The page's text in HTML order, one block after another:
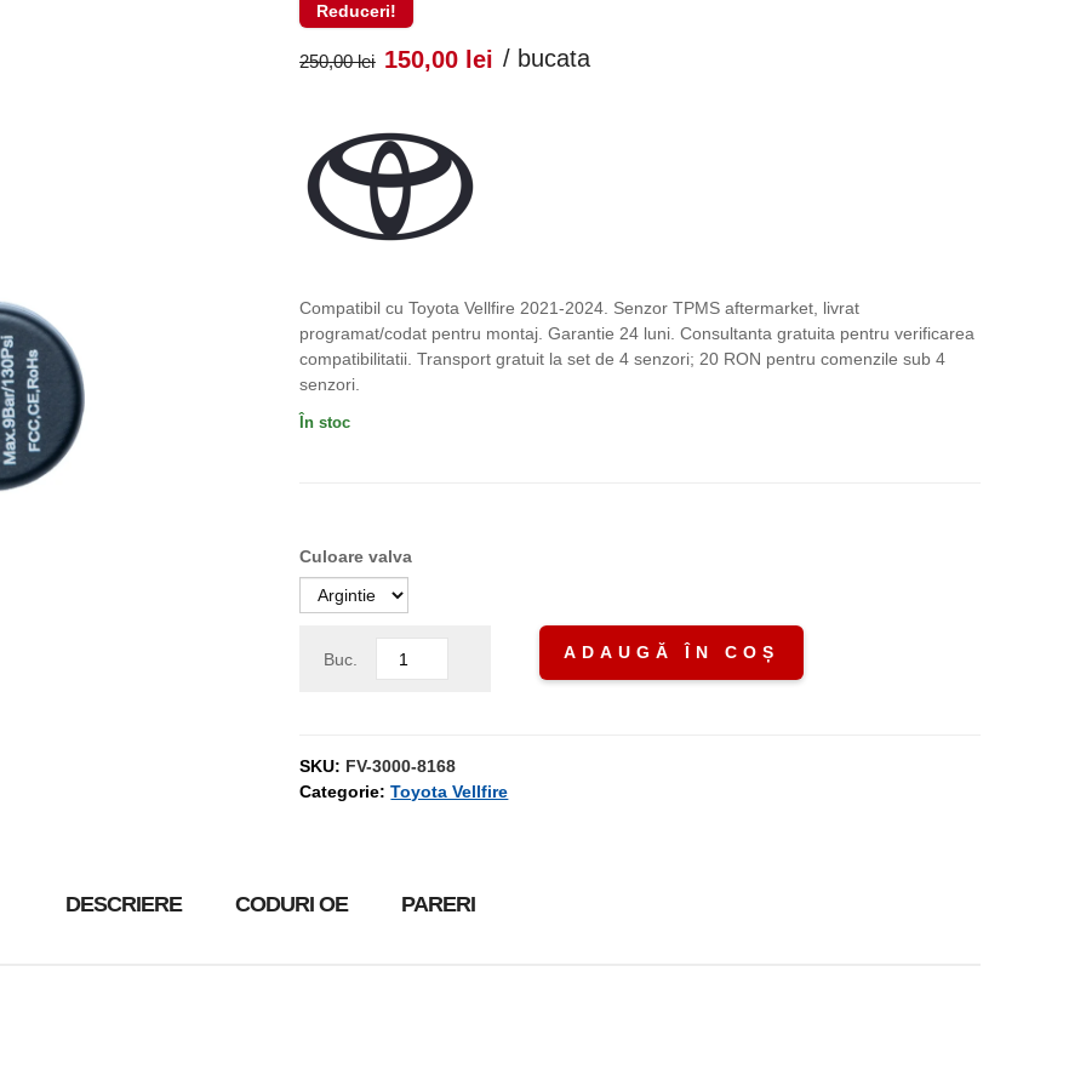
Reduceri!
250,00lei Prețul
a
fost:
150,00 lei Prețul
/ bucata
Compatibil cu Toyota Vellfire 2021-2024. Senzor TPMS aftermarket, livrat
programat/codat pentru montaj. Garantie 24 luni. Consultanta gratuita pentru verificarea
compatibilitatii. Transport gratuit la set de 4 senzori; 20 RON pentru comenzile sub 4
senzori.
În stoc
Culoare valva
Buc. ADAUGĂ ÎN COȘ
SKU: FV-3000-8168
Categorie:Toyota Vellfire
DESCRIERE CODURI OE PARERI